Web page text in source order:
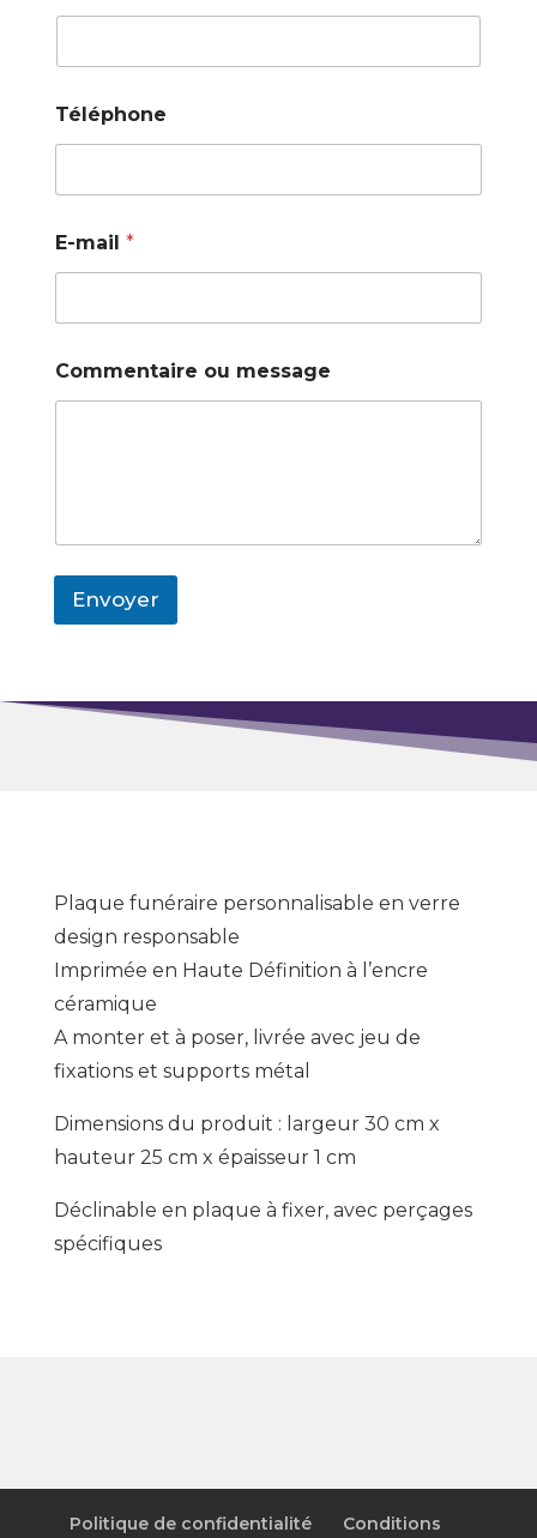
Téléphone
E-mail *
Commentaire ou message
Envoyer
Plaque funéraire personnalisable en verre
design responsable
Imprimée en Haute Définition à l’encre
céramique
A monter et à poser, livrée avec jeu de
fixations et supports métal
Dimensions du produit : largeur 30 cm x
hauteur 25 cm x épaisseur 1 cm
Déclinable en plaque à fixer, avec perçages
spécifiques
Politique de confidentialité Conditions